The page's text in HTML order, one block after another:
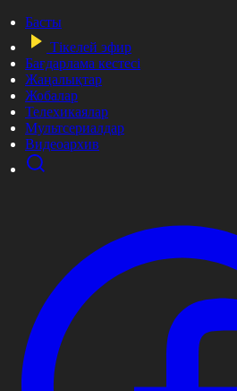
Басты
Тікелей эфир
Бағдарлама кестесі
Жаңалықтар
Жобалар
Телехикаялар
Мультсериалдар
Видеоархив